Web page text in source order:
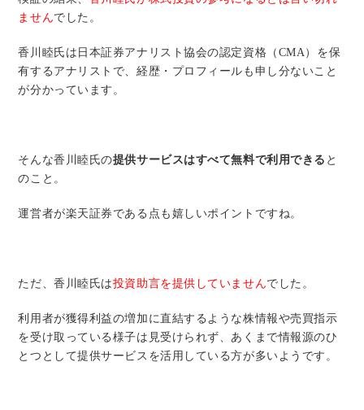
ませんでした。
香川睦氏は日本証券アナリスト協会の認定資格（CMA）を保
有するアナリストで、経歴・プロフィールも申し分ないこと
が分かっています。
そんな香川睦氏の提供サービスはすべて無料で利用できる と
のこと。
運営者が楽天証券である点も嬉しいポイントですね。
ただ、香川睦氏は投資助言を提供していませんでした。
利用者が獲得利益の増加に直結するような株情報や売買指示
を受け取っている様子は見受けられず、あくまで情報源のひ
とつとして提供サービスを活用している方が多いようです。